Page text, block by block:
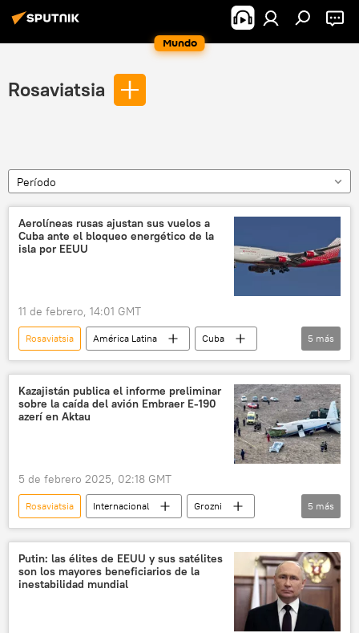
Mundo
Rosaviatsia
Período
Aerolíneas rusas ajustan sus vuelos a
Cuba ante el bloqueo energético de la
isla por EEUU
11 de febrero, 14:01 GMT
Rosaviatsia América Latina
Cuba
Nordwind
Rusia
turismo
aerolínea
📰 Bloqueo económico contra Cuba
5 más
Kazajistán publica el informe preliminar
sobre la caída del avión Embraer E-190
azerí en Aktau
5 de febrero 2025, 02:18 GMT
Rosaviatsia Internacional
Grozni
Azerbaiyán
Kazajistán
accidente
Rusia
accidente aéreo
5 más
Putin: las élites de EEUU y sus satélites
son los mayores beneficiarios de la
inestabilidad mundial